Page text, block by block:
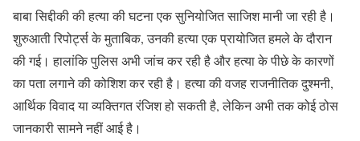
बाबा सिद्दीकी की हत्या की घटना एक सुनियोजित साजिश मानी जा रही है।
शुरुआती रिपोर्ट्स के मुताबिक, उनकी हत्या एक प्रायोजित हमले के दौरान
की गई। हालांकि पुलिस अभी जांच कर रही है और हत्या के पीछे के कारणों
का पता लगाने की कोशिश कर रही है। हत्या की वजह राजनीतिक दुश्मनी,
आर्थिक विवाद या व्यक्तिगत रंजिश हो सकती है, लेकिन अभी तक कोई ठोस
जानकारी सामने नहीं आई है।